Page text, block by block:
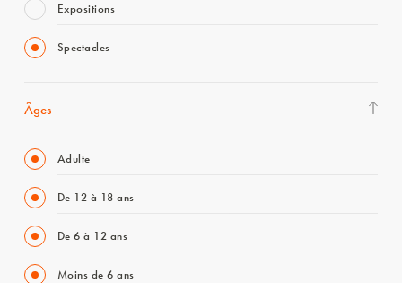
Expositions
Spectacles
Âges
Adulte
De 12 à 18 ans
De 6 à 12 ans
Moins de 6 ans